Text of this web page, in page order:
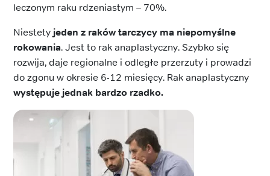
leczonym raku rdzeniastym – 70%.
Niestety jeden z raków tarczycy ma niepomyślne
rokowania. Jest to rak anaplastyczny. Szybko się
rozwija, daje regionalne i odległe przerzuty i prowadzi
do zgonu w okresie 6-12 miesięcy. Rak anaplastyczny
występuje jednak bardzo rzadko.